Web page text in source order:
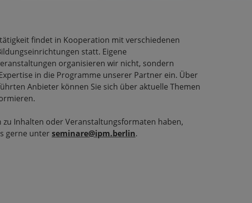
findet in Kooperation mit verschiedenen
statt. Eigene
organisieren wir nicht, sondern
in die Programme unserer Partner ein. Über
Anbieter können Sie sich über aktuelle Themen
zu Inhalten oder Veranstaltungsformaten haben,
gerne unter seminare@ipm.berlin.